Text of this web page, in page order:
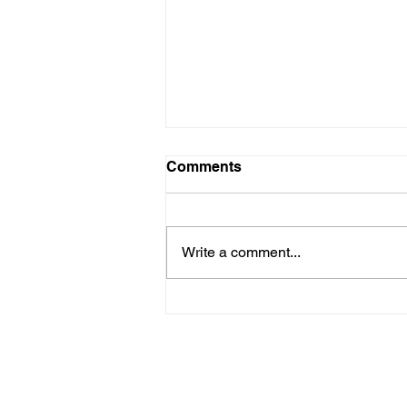
Swaai sterk
Soveel as wat ek saamstem met
boekresensente van 2021 aan
Jean Meiring,...
Comments
Write a comment...